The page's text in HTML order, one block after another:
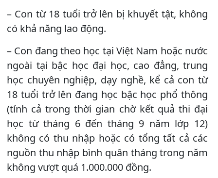
– Con từ 18 tuổi trở lên bị khuyết tật, không
có khả năng lao động.
– Con đang theo học tại Việt Nam hoặc nước
ngoài tại bậc học đại học, cao đẳng, trung
học chuyên nghiệp, dạy nghề, kể cả con từ
18 tuổi trở lên đang học bậc học phổ thông
(tính cả trong thời gian chờ kết quả thi đại
học từ tháng 6 đến tháng 9 năm lớp 12)
không có thu nhập hoặc có tổng tất cả các
nguồn thu nhập bình quân tháng trong năm
không vượt quá 1.000.000 đồng.